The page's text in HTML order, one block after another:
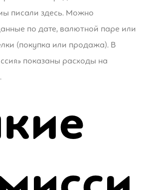
писали здесь. Можно
по дате, валютной паре или
(покупка или продажа). В
показаны расходы на